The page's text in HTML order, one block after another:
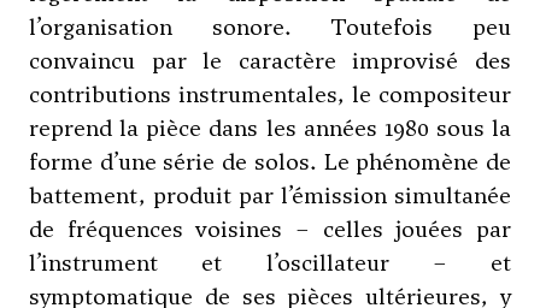
l’organisation sonore. Toutefois peu
convaincu par le caractère improvisé des
contributions instrumentales, le compositeur
reprend la pièce dans les années 1980 sous la
forme d’une série de solos. Le phénomène de
battement, produit par l’émission simultanée
de fréquences voisines – celles jouées par
l’instrument et l’oscillateur – et
symptomatique de ses pièces ultérieures, y